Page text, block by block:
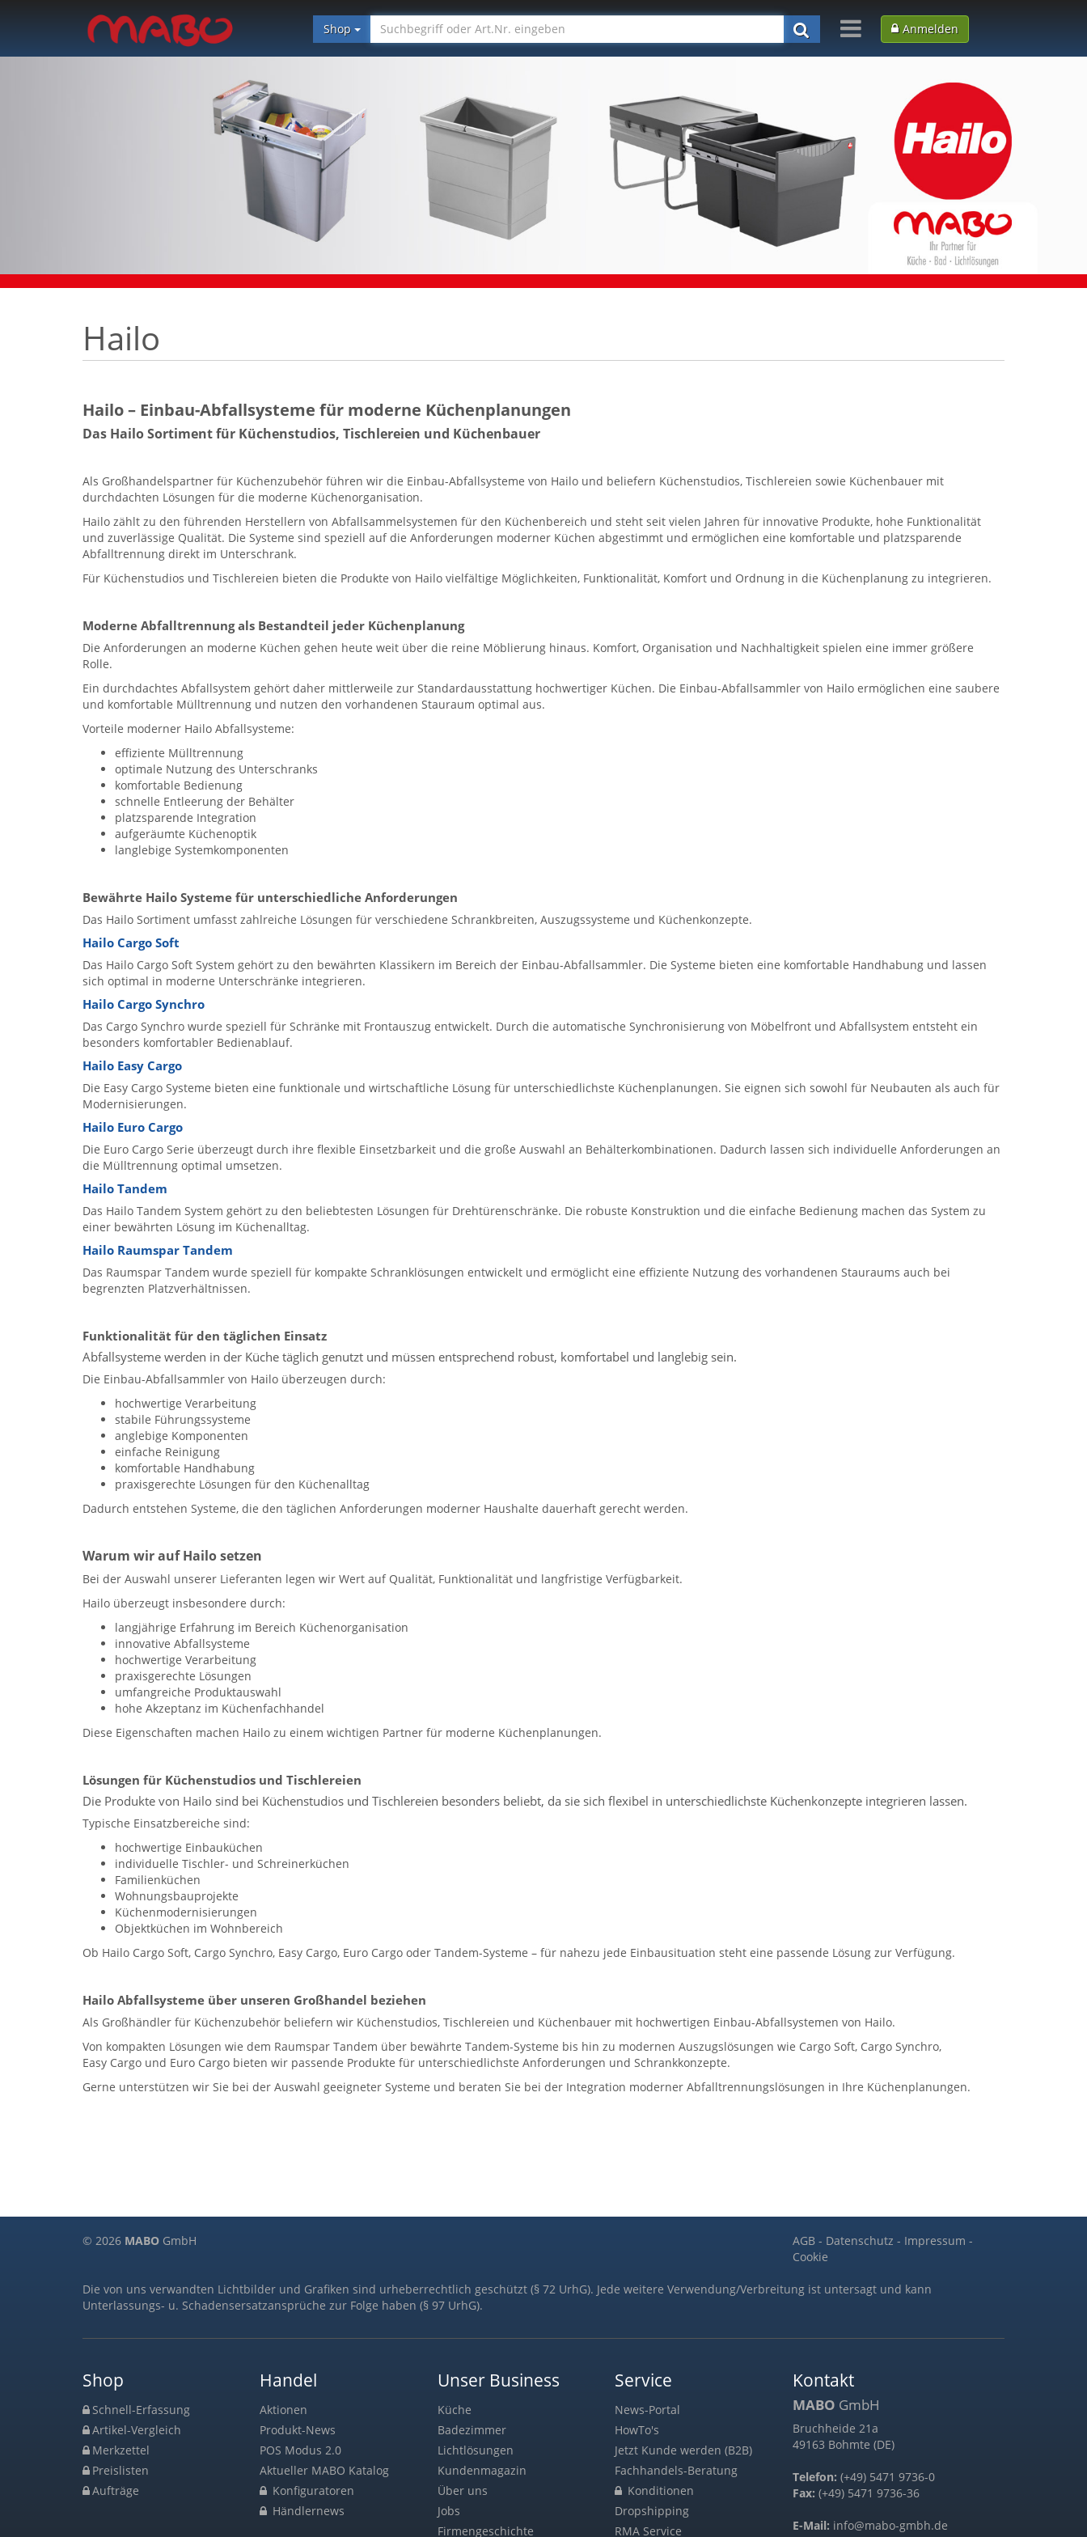
Shop Anmelden
Hailo
Hailo – Einbau-Abfallsysteme für moderne Küchenplanungen
Das Hailo Sortiment für Küchenstudios, Tischlereien und Küchenbauer
Als Großhandelspartner für Küchenzubehör führen wir die Einbau-Abfallsysteme von Hailo und beliefern Küchenstudios, Tischlereien sowie Küchenbauer mit
durchdachten Lösungen für die moderne Küchenorganisation.
Hailo zählt zu den führenden Herstellern von Abfallsammelsystemen für den Küchenbereich und steht seit vielen Jahren für innovative Produkte, hohe Funktionalität
und zuverlässige Qualität. Die Systeme sind speziell auf die Anforderungen moderner Küchen abgestimmt und ermöglichen eine komfortable und platzsparende
Abfalltrennung direkt im Unterschrank.
Für Küchenstudios und Tischlereien bieten die Produkte von Hailo vielfältige Möglichkeiten, Funktionalität, Komfort und Ordnung in die Küchenplanung zu integrieren.
Moderne Abfalltrennung als Bestandteil jeder Küchenplanung
Die Anforderungen an moderne Küchen gehen heute weit über die reine Möblierung hinaus. Komfort, Organisation und Nachhaltigkeit spielen eine immer größere
Rolle.
Ein durchdachtes Abfallsystem gehört daher mittlerweile zur Standardausstattung hochwertiger Küchen. Die Einbau-Abfallsammler von Hailo ermöglichen eine saubere
und komfortable Mülltrennung und nutzen den vorhandenen Stauraum optimal aus.
Vorteile moderner Hailo Abfallsysteme:
effiziente Mülltrennung
optimale Nutzung des Unterschranks
komfortable Bedienung
schnelle Entleerung der Behälter
platzsparende Integration
aufgeräumte Küchenoptik
langlebige Systemkomponenten
Bewährte Hailo Systeme für unterschiedliche Anforderungen
Das Hailo Sortiment umfasst zahlreiche Lösungen für verschiedene Schrankbreiten, Auszugssysteme und Küchenkonzepte.
Hailo Cargo Soft
Das Hailo Cargo Soft System gehört zu den bewährten Klassikern im Bereich der Einbau-Abfallsammler. Die Systeme bieten eine komfortable Handhabung und lassen
sich optimal in moderne Unterschränke integrieren.
Hailo Cargo Synchro
Das Cargo Synchro wurde speziell für Schränke mit Frontauszug entwickelt. Durch die automatische Synchronisierung von Möbelfront und Abfallsystem entsteht ein
besonders komfortabler Bedienablauf.
Hailo Easy Cargo
Die Easy Cargo Systeme bieten eine funktionale und wirtschaftliche Lösung für unterschiedlichste Küchenplanungen. Sie eignen sich sowohl für Neubauten als auch für
Modernisierungen.
Hailo Euro Cargo
Die Euro Cargo Serie überzeugt durch ihre flexible Einsetzbarkeit und die große Auswahl an Behälterkombinationen. Dadurch lassen sich individuelle Anforderungen an
die Mülltrennung optimal umsetzen.
Hailo Tandem
Das Hailo Tandem System gehört zu den beliebtesten Lösungen für Drehtürenschränke. Die robuste Konstruktion und die einfache Bedienung machen das System zu
einer bewährten Lösung im Küchenalltag.
Hailo Raumspar Tandem
Das Raumspar Tandem wurde speziell für kompakte Schranklösungen entwickelt und ermöglicht eine effiziente Nutzung des vorhandenen Stauraums auch bei
begrenzten Platzverhältnissen.
Funktionalität für den täglichen Einsatz
Abfallsysteme werden in der Küche täglich genutzt und müssen entsprechend robust, komfortabel und langlebig sein.
Die Einbau-Abfallsammler von Hailo überzeugen durch:
hochwertige Verarbeitung
stabile Führungssysteme
anglebige Komponenten
einfache Reinigung
komfortable Handhabung
praxisgerechte Lösungen für den Küchenalltag
Dadurch entstehen Systeme, die den täglichen Anforderungen moderner Haushalte dauerhaft gerecht werden.
Warum wir auf Hailo setzen
Bei der Auswahl unserer Lieferanten legen wir Wert auf Qualität, Funktionalität und langfristige Verfügbarkeit.
Hailo überzeugt insbesondere durch:
langjährige Erfahrung im Bereich Küchenorganisation
innovative Abfallsysteme
hochwertige Verarbeitung
praxisgerechte Lösungen
umfangreiche Produktauswahl
hohe Akzeptanz im Küchenfachhandel
Diese Eigenschaften machen Hailo zu einem wichtigen Partner für moderne Küchenplanungen.
Lösungen für Küchenstudios und Tischlereien
Die Produkte von Hailo sind bei Küchenstudios und Tischlereien besonders beliebt, da sie sich flexibel in unterschiedlichste Küchenkonzepte integrieren lassen.
Typische Einsatzbereiche sind:
hochwertige Einbauküchen
individuelle Tischler- und Schreinerküchen
Familienküchen
Wohnungsbauprojekte
Küchenmodernisierungen
Objektküchen im Wohnbereich
Ob Hailo Cargo Soft, Cargo Synchro, Easy Cargo, Euro Cargo oder Tandem-Systeme – für nahezu jede Einbausituation steht eine passende Lösung zur Verfügung.
Hailo Abfallsysteme über unseren Großhandel beziehen
Als Großhändler für Küchenzubehör beliefern wir Küchenstudios, Tischlereien und Küchenbauer mit hochwertigen Einbau-Abfallsystemen von Hailo.
Von kompakten Lösungen wie dem Raumspar Tandem über bewährte Tandem-Systeme bis hin zu modernen Auszugslösungen wie Cargo Soft, Cargo Synchro,
Easy Cargo und Euro Cargo bieten wir passende Produkte für unterschiedlichste Anforderungen und Schrankkonzepte.
Gerne unterstützen wir Sie bei der Auswahl geeigneter Systeme und beraten Sie bei der Integration moderner Abfalltrennungslösungen in Ihre Küchenplanungen.
© 2026 MABO GmbH AGB- Datenschutz - Impressum -
Cookie
Die von uns verwandten Lichtbilder und Grafiken sind urheberrechtlich geschützt (§ 72 UrhG). Jede weitere Verwendung/Verbreitung ist untersagt und kann
Unterlassungs- u. Schadensersatzansprüche zur Folge haben (§ 97 UrhG).
Shop
Schnell-Erfassung
Artikel-Vergleich
Merkzettel
Preislisten
Aufträge
Handel
Aktionen
Produkt-News
POS Modus 2.0
Aktueller MABO Katalog
Konfiguratoren
Händlernews
Unser Business
Küche
Badezimmer
Lichtlösungen
Kundenmagazin
Über uns
Jobs
Firmengeschichte
Service
News-Portal
HowTo's
Jetzt Kunde werden (B2B)
Fachhandels-Beratung
Konditionen
Dropshipping
RMA Service
Kontakt
MABO GmbH
Bruchheide 21a
49163 Bohmte (DE)
Telefon: (+49) 5471 9736-0
Fax: (+49) 5471 9736-36
E-Mail: info@mabo-gmbh.de